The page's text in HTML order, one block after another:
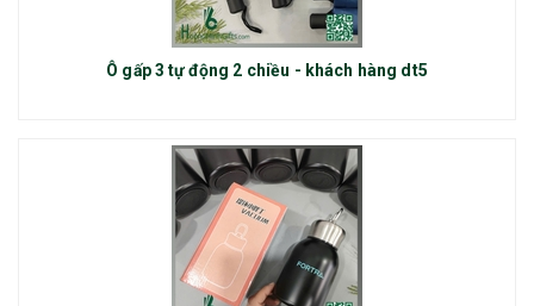
Ô gấp 3 tự động 2 chiều - khách hàng dt5